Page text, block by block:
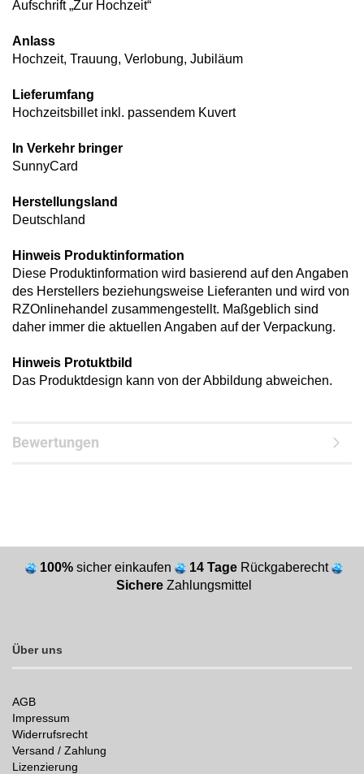
Aufschrift „Zur Hochzeit“
Anlass
Hochzeit, Trauung, Verlobung, Jubiläum
Lieferumfang
Hochzeitsbillet inkl. passendem Kuvert
In Verkehr bringer
SunnyCard
Herstellungsland
Deutschland
Hinweis Produktinformation
Diese Produktinformation wird basierend auf den Angaben
des Herstellers beziehungsweise Lieferanten und wird von
RZOnlinehandel zusammengestellt. Maßgeblich sind
daher immer die aktuellen Angaben auf der Verpackung.
Hinweis Protuktbild
Das Produktdesign kann von der Abbildung abweichen.
Bewertungen
100% sicher einkaufen 14 Tage Rückgaberecht
Sichere Zahlungsmittel
Über uns
AGB
Impressum
Widerrufsrecht
Versand / Zahlung
Lizenzierung